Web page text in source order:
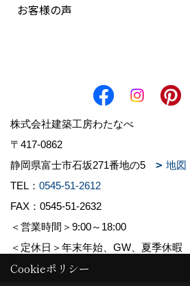
お客様の声
株式会社建築工房わたなべ
〒417-0862
静岡県富士市石坂271番地の5
地図
TEL： 0545-51-2612
FAX：0545-51-2632
＜営業時間＞9:00～18:00
＜定休日＞年末年始、GW、夏季休暇
Cookieポリシー